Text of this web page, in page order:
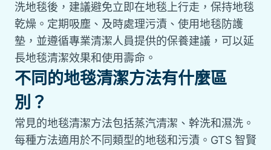
洗地毯後，建議避免立即在地毯上行走，保持地毯
乾燥。定期吸塵、及時處理污漬、使用地毯防護
墊，並遵循專業清潔人員提供的保養建議，可以延
長地毯清潔效果和使用壽命。
不同的地毯清潔方法有什麼區
別？
常見的地毯清潔方法包括蒸汽清潔、幹洗和濕洗。
每種方法適用於不同類型的地毯和污漬。GTS 智賢